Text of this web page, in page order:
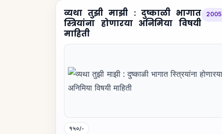
व्यथा तुझी माझी : दुष्काळी भागात
स्त्रियांना होणारया अनिमिया विषयी
माहिती
2005
१५०/-